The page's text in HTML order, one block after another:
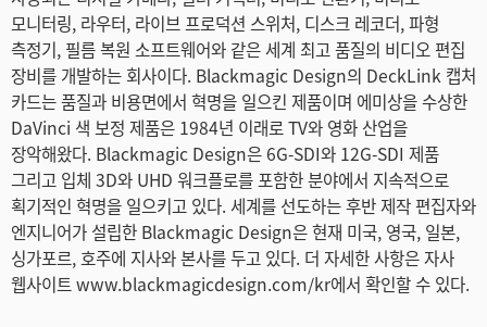
모니터링, 라우터, 라이브 프로덕션 스위처, 디스크 레코더, 파형
측정기, 필름 복원 소프트웨어와 같은 세계 최고 품질의 비디오 편집
장비를 개발하는 회사이다. Blackmagic Design의 DeckLink 캡처
카드는 품질과 비용면에서 혁명을 일으킨 제품이며 에미상을 수상한
DaVinci 색 보정 제품은 1984년 이래로 TV와 영화 산업을
장악해왔다. Blackmagic Design은 6G-SDI와 12G-SDI 제품
그리고 입체 3D와 UHD 워크플로를 포함한 분야에서 지속적으로
획기적인 혁명을 일으키고 있다. 세계를 선도하는 후반 제작 편집자와
엔지니어가 설립한 Blackmagic Design은 현재 미국, 영국, 일본,
싱가포르, 호주에 지사와 본사를 두고 있다. 더 자세한 사항은 자사
웹사이트 www.blackmagicdesign.com/kr에서 확인할 수 있다.